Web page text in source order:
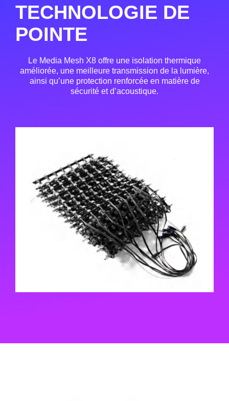
TECHNOLOGIE DE
POINTE
Le Media Mesh X8 offre une isolation thermique
améliorée, une meilleure transmission de la lumière,
ainsi qu’une protection renforcée en matière de
sécurité et d’acoustique.